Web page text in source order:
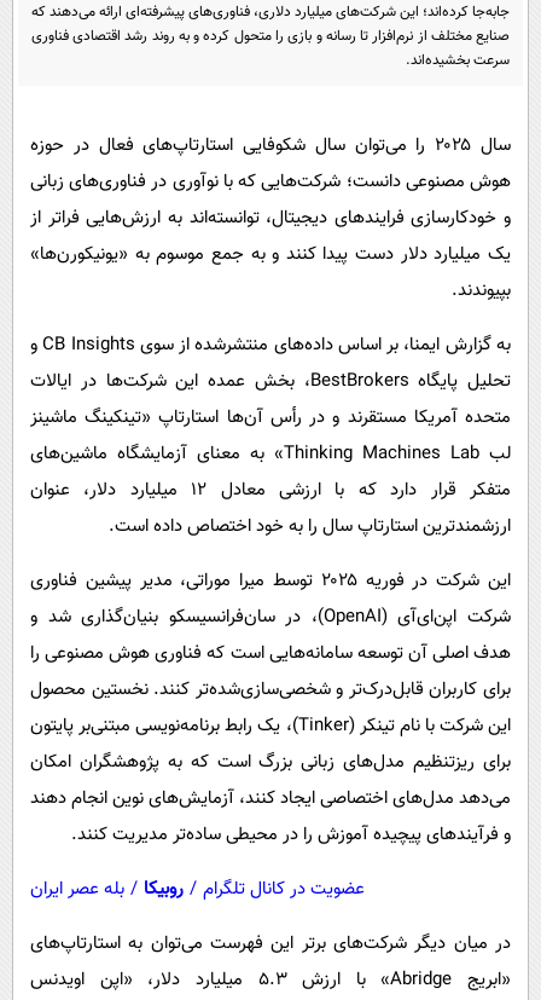
سرگرمی
حوادث
محیط زیست
حیات وحش
سیاست خارجی
پیامک
دانلود
جابه‌جا کرده‌اند؛ این شرکت‌های میلیارد دلاری، فناوری‌های پیشرفته‌ای ارائه می‌دهند که
صنایع مختلف از نرم‌افزار تا رسانه و بازی را متحول کرده و به روند رشد اقتصادی فناوری
سرعت بخشیده‌اند.
سال ۲۰۲۵ را می‌توان سال شکوفایی استارتاپ‌های فعال در حوزه
هوش مصنوعی دانست؛ شرکت‌هایی که با نوآوری در فناوری‌های زبانی
و خودکارسازی فرایندهای دیجیتال، توانسته‌اند به ارزش‌هایی فراتر از
یک میلیارد دلار دست پیدا کنند و به جمع موسوم به «یونیکورن‌ها»
بپیوندند.
به گزارش ایمنا، بر اساس داده‌های منتشرشده از سوی CB Insights و
تحلیل پایگاه BestBrokers، بخش عمده این شرکت‌ها در ایالات
متحده آمریکا مستقرند و در رأس آن‌ها استارتاپ «تینکینگ ماشینز
لب Thinking Machines Lab» به معنای آزمایشگاه ماشین‌های
متفکر قرار دارد که با ارزشی معادل ۱۲ میلیارد دلار، عنوان
ارزشمندترین استارتاپ سال را به خود اختصاص داده است.
این شرکت در فوریه ۲۰۲۵ توسط میرا موراتی، مدیر پیشین فناوری
شرکت اپن‌ای‌آی (OpenAI)، در سان‌فرانسیسکو بنیان‌گذاری شد و
هدف اصلی آن توسعه سامانه‌هایی است که فناوری هوش مصنوعی را
برای کاربران قابل‌درک‌تر و شخصی‌سازی‌شده‌تر کنند. نخستین محصول
این شرکت با نام تینکر (Tinker)، یک رابط برنامه‌نویسی مبتنی‌بر پایتون
برای ریزتنظیم مدل‌های زبانی بزرگ است که به پژوهشگران امکان
می‌دهد مدل‌های اختصاصی ایجاد کنند، آزمایش‌های نوین انجام دهند
و فرآیندهای پیچیده آموزش را در محیطی ساده‌تر مدیریت کنند.
عضویت در کانال تلگرام / روبیکا / بله عصر ایران
در میان دیگر شرکت‌های برتر این فهرست می‌توان به استارتاپ‌های
«ابریج Abridge» با ارزش ۵.۳ میلیارد دلار، «اپن اویدنس